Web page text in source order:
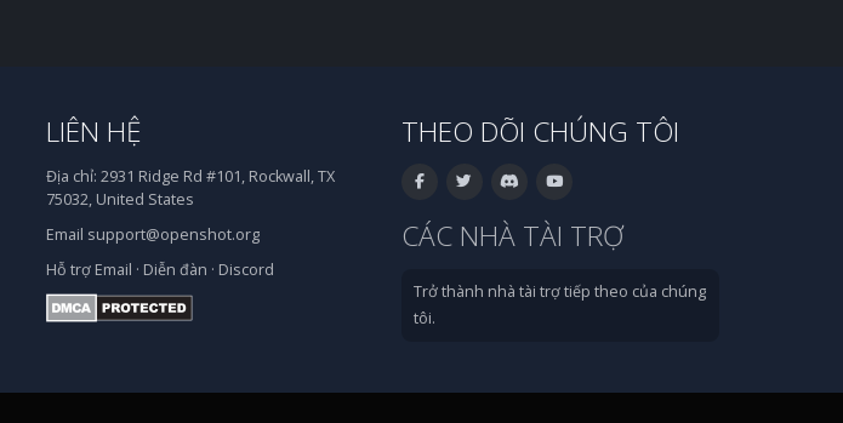
LIÊN HỆ
Địa chỉ: 2931 Ridge Rd #101, Rockwall, TX
75032, United States
Email support@openshot.org
Hỗ trợ Email · Diễn đàn · Discord
THEO DÕI CHÚNG TÔI
CÁC NHÀ TÀI TRỢ
Trở thành nhà tài trợ tiếp theo của chúng
tôi.